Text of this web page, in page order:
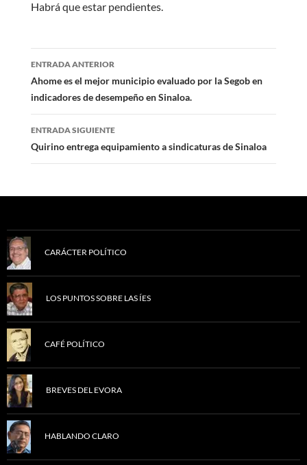
Habrá que estar pendientes.
Navegación
de
entradas
ENTRADA ANTERIOR
Ahome es el mejor municipio evaluado por la Segob en
indicadores de desempeño en Sinaloa.
ENTRADA SIGUIENTE
Quirino entrega equipamiento a sindicaturas de Sinaloa
CARÁCTER POLÍTICO
LOS PUNTOS SOBRE LAS ÍES
CAFÉ POLÍTICO
BREVES DEL EVORA
HABLANDO CLARO